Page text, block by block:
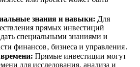
знания и навыки: Для
прямых инвестиций
специальными знаниями и
финансов‚ бизнеса и управления․
Прямые инвестиции могут
для исследования‚ анализа и